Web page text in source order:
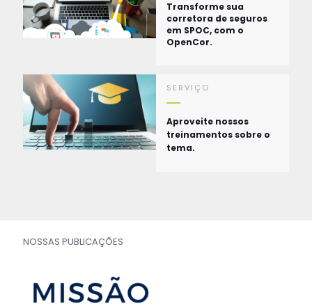
Transforme sua
corretora de seguros
em SPOC, com o
OpenCor.
SERVIÇO
Aproveite nossos
treinamentos sobre o
tema.
NOSSAS PUBLICAÇÕES